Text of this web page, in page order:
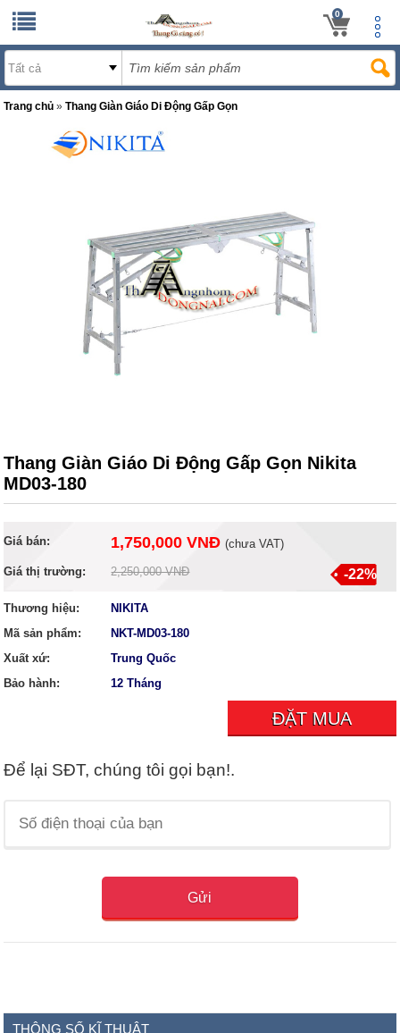
0
Trang chủ »Thang Giàn Giáo Di Động Gấp Gọn
Thang Giàn Giáo Di Động Gấp Gọn Nikita
MD03-180
Giá bán: 1,750,000 VNĐ (chưa VAT)
Giá thị trường: 2,250,000 VNĐ -22%
Thương hiệu:
NIKITA
Mã sản phẩm:
NKT-MD03-180
Xuất xứ:
Trung Quốc
Bảo hành:
12 Tháng
ĐẶT MUA
Để lại SĐT, chúng tôi gọi bạn!.
THÔNG SỐ KĨ THUẬT